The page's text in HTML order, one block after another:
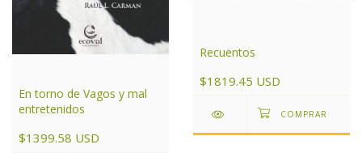
En torno de Vagos y mal
entretenidos
$1399.58 USD
Recuentos
$1819.45 USD